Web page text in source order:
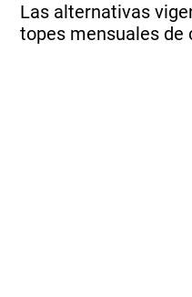
Las alternativas
topes mensuales de